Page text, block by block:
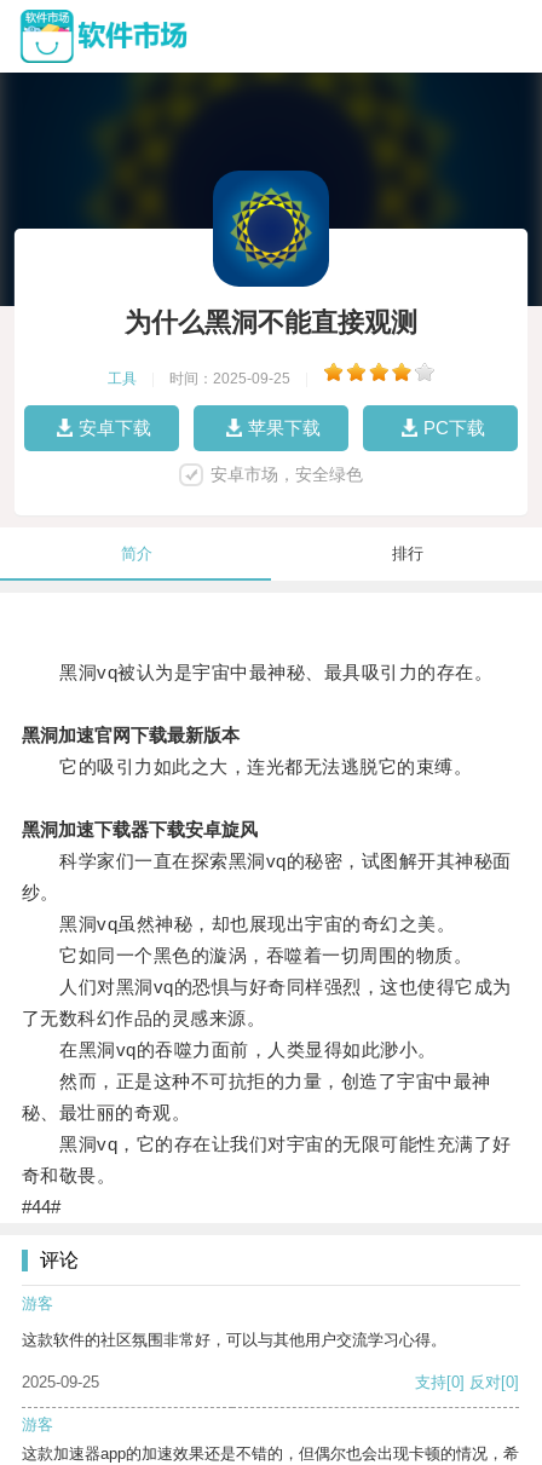
为什么黑洞不能直接观测
工具 时间：2025-09-25
安卓下载 苹果下载 PC下载
安卓市场，安全绿色
简介 排行
黑洞vq被认为是宇宙中最神秘、最具吸引力的存在。
黑洞加速官网下载最新版本
它的吸引力如此之大，连光都无法逃脱它的束缚。
黑洞加速下载器下载安卓旋风
科学家们一直在探索黑洞vq的秘密，试图解开其神秘面
纱。
黑洞vq虽然神秘，却也展现出宇宙的奇幻之美。
它如同一个黑色的漩涡，吞噬着一切周围的物质。
人们对黑洞vq的恐惧与好奇同样强烈，这也使得它成为
了无数科幻作品的灵感来源。
在黑洞vq的吞噬力面前，人类显得如此渺小。
然而，正是这种不可抗拒的力量，创造了宇宙中最神
秘、最壮丽的奇观。
黑洞vq，它的存在让我们对宇宙的无限可能性充满了好
奇和敬畏。
#44#
评论
游客
这款软件的社区氛围非常好，可以与其他用户交流学习心得。
2025-09-25 支持[0] 反对[0]
游客
这款加速器app的加速效果还是不错的，但偶尔也会出现卡顿的情况，希